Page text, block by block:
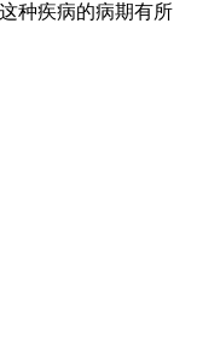
种疾病的病期有所